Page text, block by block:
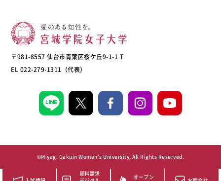
〒981-8557 仙台市青葉区桜ケ丘9-1-1 T
EL 022-279-1311（代表）
©Miyagi Gakuin Women's University, All Rights Reserved.
資料請求
オープン